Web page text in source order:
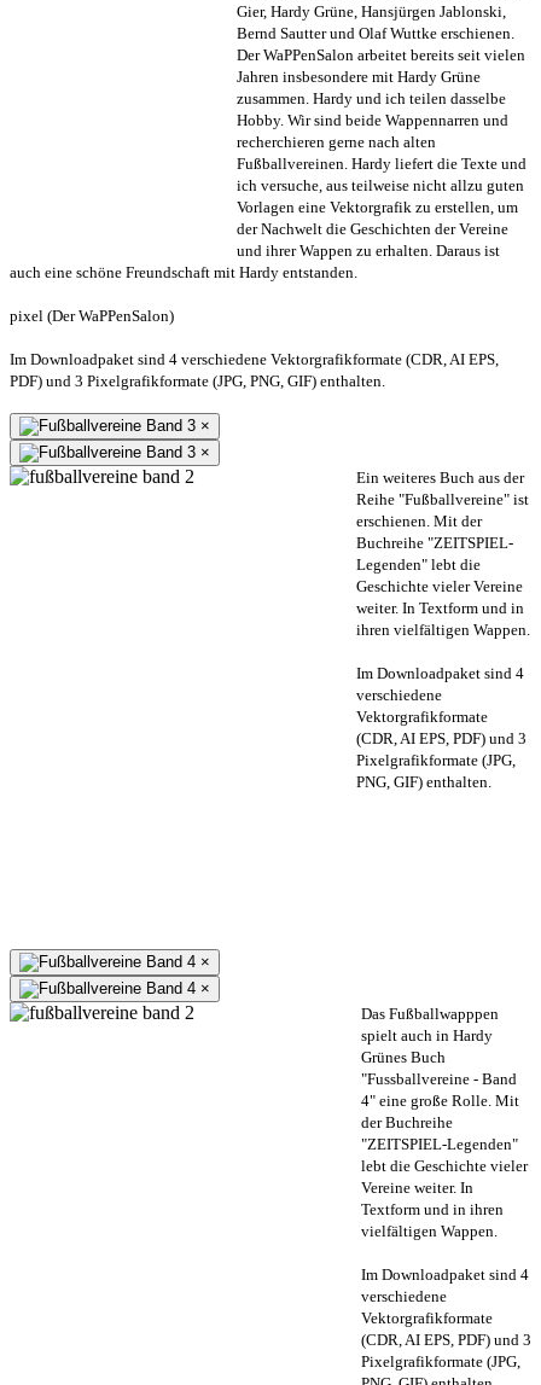
Gier, Hardy Grüne, Hansjürgen Jablonski,
Bernd Sautter und Olaf Wuttke erschienen.
Der WaPPenSalon arbeitet bereits seit vielen
Jahren insbesondere mit Hardy Grüne
zusammen. Hardy und ich teilen dasselbe
Hobby. Wir sind beide Wappennarren und
recherchieren gerne nach alten
Fußballvereinen. Hardy liefert die Texte und
ich versuche, aus teilweise nicht allzu guten
Vorlagen eine Vektorgrafik zu erstellen, um
der Nachwelt die Geschichten der Vereine
und ihrer Wappen zu erhalten. Daraus ist
auch eine schöne Freundschaft mit Hardy entstanden.
pixel (Der WaPPenSalon)
Im Downloadpaket sind 4 verschiedene Vektorgrafikformate (CDR, AI EPS,
PDF) und 3 Pixelgrafikformate (JPG, PNG, GIF) enthalten.
×
×
Ein weiteres Buch aus der
Reihe "Fußballvereine" ist
erschienen. Mit der
Buchreihe "ZEITSPIEL-
Legenden" lebt die
Geschichte vieler Vereine
weiter. In Textform und in
ihren vielfältigen Wappen.
Im Downloadpaket sind 4
verschiedene
Vektorgrafikformate
(CDR, AI EPS, PDF) und 3
Pixelgrafikformate (JPG,
PNG, GIF) enthalten.
×
×
Das Fußballwapppen
spielt auch in Hardy
Grünes Buch
"Fussballvereine - Band
4" eine große Rolle. Mit
der Buchreihe
"ZEITSPIEL-Legenden"
lebt die Geschichte vieler
Vereine weiter. In
Textform und in ihren
vielfältigen Wappen.
Im Downloadpaket sind 4
verschiedene
Vektorgrafikformate
(CDR, AI EPS, PDF) und 3
Pixelgrafikformate (JPG,